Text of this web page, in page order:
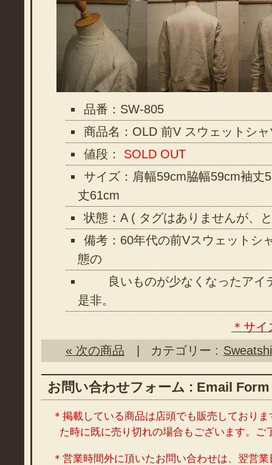
品番：SW-805
商品名：OLD 前V スウェットシャ
値段： SOLD OUT
サイズ：肩幅59cm脇幅59cm袖丈
丈61cm
状態：A ( タグはありませんが、
備考：60年代の前Vスウェットシ
態の
良いものが少なくなったアイ
是非。
＊サ
« 次の商品
| カテゴリー :
お問い合わせフォーム : Email Form
＊掲載している商品は店頭でも販売しており
た時に既に売り切れの場合もございます。ご
＊営業時間外に頂いたお問い合わせは、翌営